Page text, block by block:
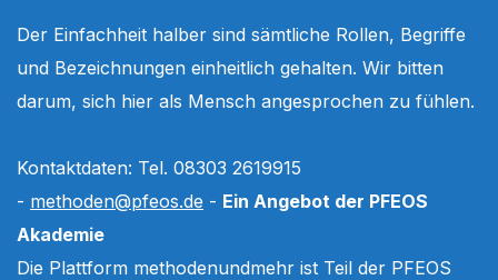
Der Einfachheit halber sind sämtliche Rollen, Begriffe
und Bezeichnungen einheitlich gehalten. Wir bitten
darum, sich hier als Mensch angesprochen zu fühlen.
Kontaktdaten: Tel. 08303 2619915
- methoden@pfeos.de - Ein Angebot der PFEOS
Akademie
Die Plattform methodenundmehr ist Teil der PFEOS